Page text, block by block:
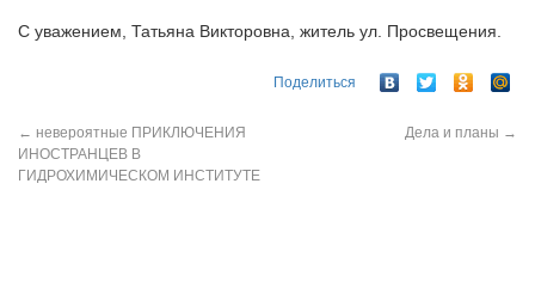
С уважением, Татьяна Викторовна, житель ул. Просвещения.
Поделиться
← невероятные ПРИКЛЮЧЕНИЯ
ИНОСТРАНЦЕВ В
ГИДРОХИМИЧЕСКОМ ИНСТИТУТЕ
Дела и планы →